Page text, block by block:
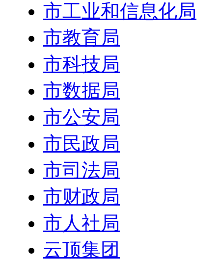
市工业和信息化局
市教育局
市科技局
市数据局
市公安局
市民政局
市司法局
市财政局
市人社局
云顶集团